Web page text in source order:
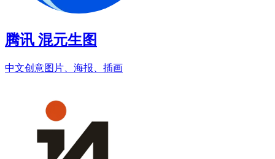
腾讯 混元生图
中文创意图片、海报、插画